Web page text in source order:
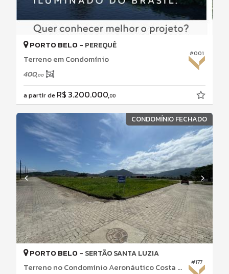
#001
PORTO BELO - PEREQUÊ
Terreno em Condomínio
400,00
a partir de R$ 3.200.000,00
CONDOMÍNIO FECHADO
#177
PORTO BELO - SERTÃO SANTA LUZIA
Terreno no Condomínio Aeronáutico Costa Esmeralda